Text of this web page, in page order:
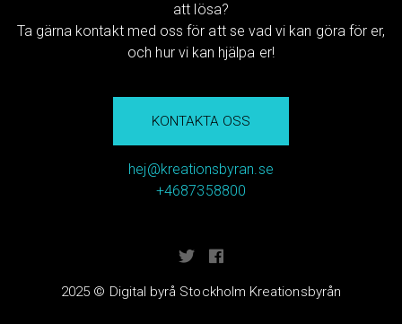
att lösa?
Ta gärna kontakt med oss för att se vad vi kan göra för er,
och hur vi kan hjälpa er!
KONTAKTA OSS
hej@kreationsbyran.se
+4687358800
2025 © Digital byrå Stockholm Kreationsbyrån